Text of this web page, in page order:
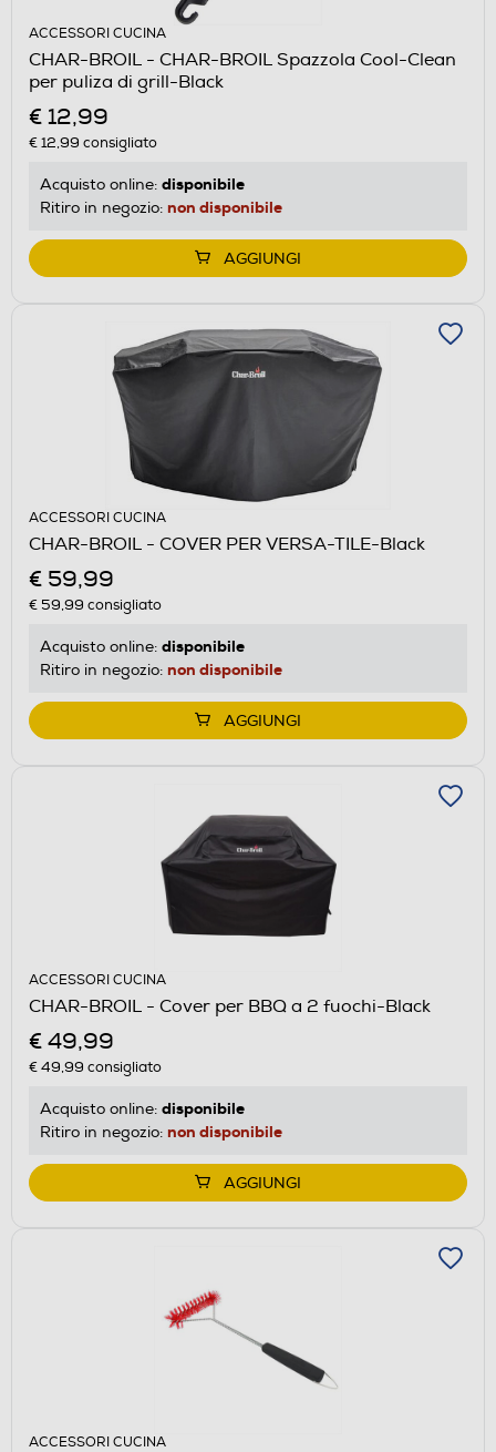
ACCESSORI CUCINA
CHAR-BROIL - CHAR-BROIL Spazzola Cool-Clean
per puliza di grill-Black
€ 12,99
€ 12,99 consigliato
Acquisto online: disponibile
Ritiro in negozio: non disponibile
AGGIUNGI
ACCESSORI CUCINA
CHAR-BROIL - COVER PER VERSA-TILE-Black
€ 59,99
€ 59,99 consigliato
Acquisto online: disponibile
Ritiro in negozio: non disponibile
AGGIUNGI
ACCESSORI CUCINA
CHAR-BROIL - Cover per BBQ a 2 fuochi-Black
€ 49,99
€ 49,99 consigliato
Acquisto online: disponibile
Ritiro in negozio: non disponibile
AGGIUNGI
ACCESSORI CUCINA